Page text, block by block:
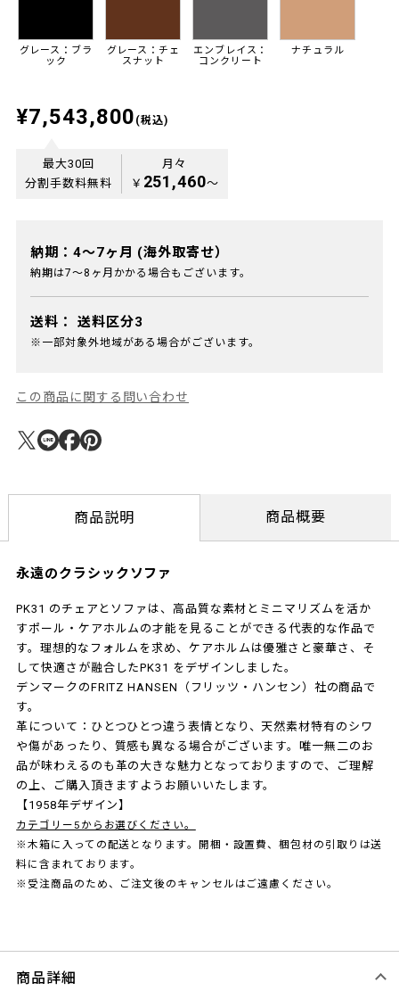
グレース：ブラ
ック
グレース：チェ
スナット
エンブレイス：
コンクリート
ナチュラル
¥7,543,800 (税込)
最大30回
分割手数料無料
月々
￥ 251,460〜
納期：4～7ヶ月 (海外取寄せ）
納期は7～8ヶ月かかる場合もございます。
送料： 送料区分3
※一部対象外地域がある場合がございます。
この商品に関する問い合わせ
商品説明 商品概要
永遠のクラシックソファ
PK31 のチェアとソファは、高品質な素材とミニマリズムを活か
すポール・ケアホルムの才能を見ることができる代表的な作品で
す。理想的なフォルムを求め、ケアホルムは優雅さと豪華さ、そ
して快適さが融合したPK31 をデザインしました。
デンマークのFRITZ HANSEN（フリッツ・ハンセン）社の商品で
す。
革について：ひとつひとつ違う表情となり、天然素材特有のシワ
や傷があったり、質感も異なる場合がございます。唯一無二のお
品が味わえるのも革の大きな魅力となっておりますので、ご理解
の上、ご購入頂きますようお願いいたします。
【1958年デザイン】
カテゴリー5からお選びください。
※木箱に入っての配送となります。開梱・設置費、梱包材の引取りは送
料に含まれております。
※受注商品のため、ご注文後のキャンセルはご遠慮ください。
商品詳細